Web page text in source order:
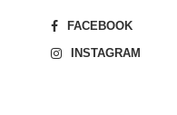
FACEBOOK
INSTAGRAM